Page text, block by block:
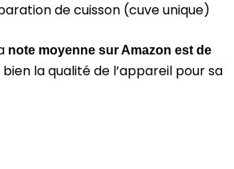
de cuisson (cuve unique)
note moyenne sur Amazon est de
la qualité de l’appareil pour sa